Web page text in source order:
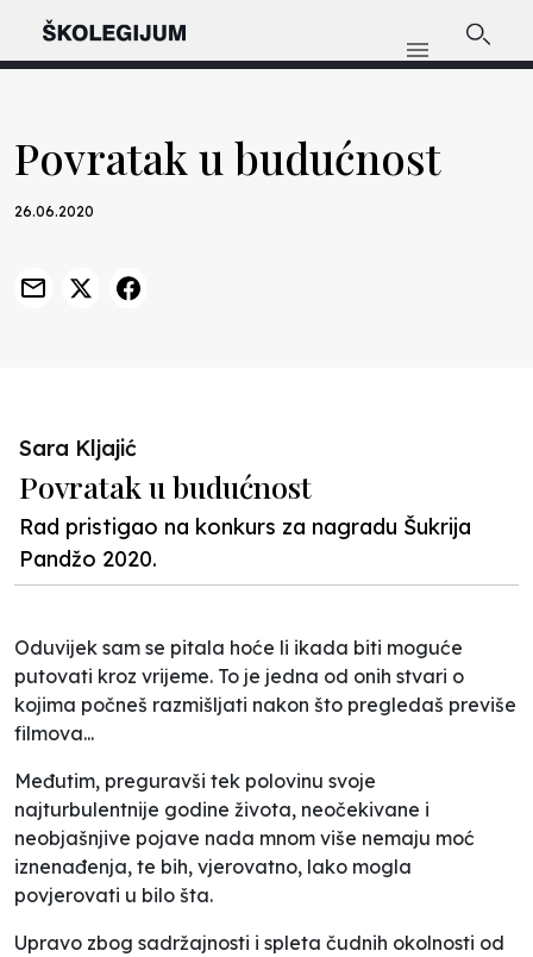
Povratak u budućnost
26.06.2020
Sara Kljajić
Povratak u budućnost
Rad pristigao na konkurs za nagradu Šukrija
Pandžo 2020.
Oduvijek sam se pitala hoće li ikada biti moguće
putovati kroz vrijeme. To je jedna od onih stvari o
kojima počneš razmišljati nakon što pregledaš previše
filmova...
Međutim, preguravši tek polovinu svoje
najturbulentnije godine života, neočekivane i
neobjašnjive pojave nada mnom više nemaju moć
iznenađenja, te bih, vjerovatno, lako mogla
povjerovati u bilo šta.
Upravo zbog sadržajnosti i spleta čudnih okolnosti od